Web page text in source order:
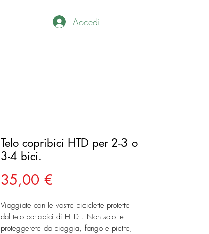
Accedi
Telo copribici HTD per 2-3 o
3-4 bici.
35,00 €Prezzo
Viaggiate con le vostre biciclette protette
dal telo portabici di HTD . Non solo le
proteggerete da pioggia, fango e pietre,